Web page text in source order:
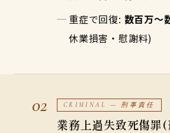
重症で回復: 数百万〜
休業損害・慰謝料)
02 CRIMINAL — 刑事責任
業務上過失致死傷罪